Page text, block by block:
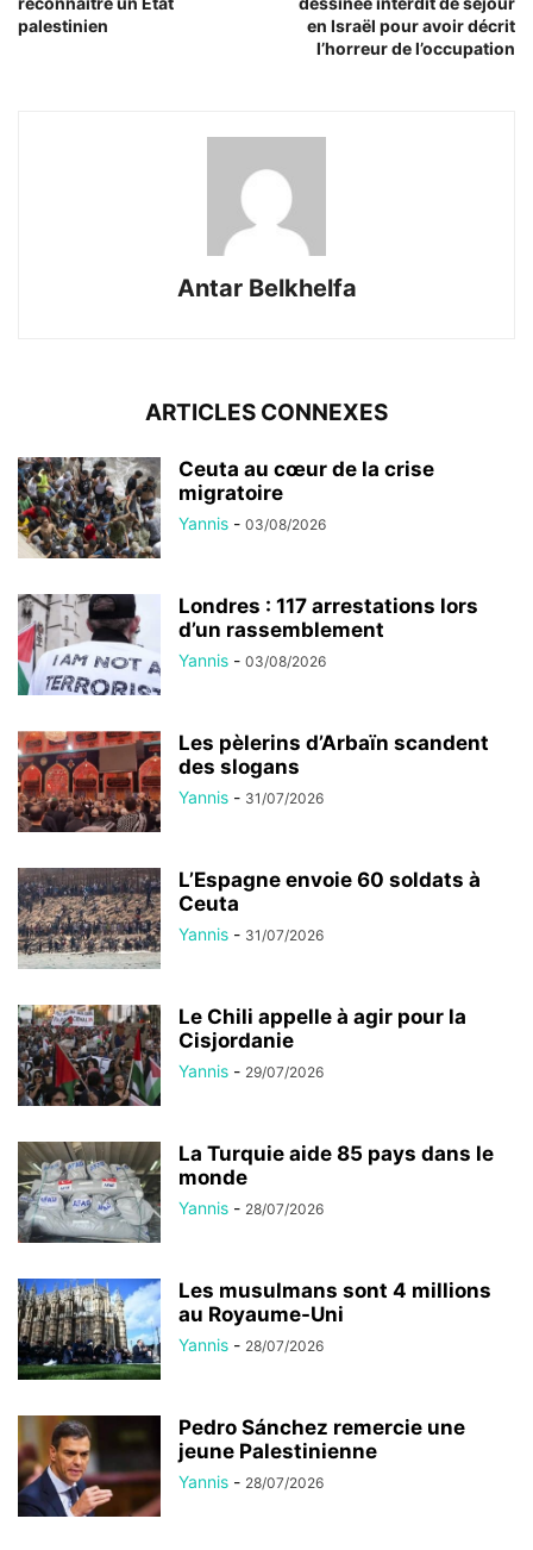
palestinien
en Israël pour avoir décrit
l’horreur de l’occupation
Antar Belkhelfa
ARTICLES CONNEXES
Ceuta au cœur de la crise
migratoire
Yannis - 03/08/2026
Londres : 117 arrestations lors
d’un rassemblement
Yannis - 03/08/2026
Les pèlerins d’Arbaïn scandent
des slogans
Yannis - 31/07/2026
L’Espagne envoie 60 soldats à
Ceuta
Yannis - 31/07/2026
Le Chili appelle à agir pour la
Cisjordanie
Yannis - 29/07/2026
La Turquie aide 85 pays dans le
monde
Yannis - 28/07/2026
Les musulmans sont 4 millions
au Royaume-Uni
Yannis - 28/07/2026
Pedro Sánchez remercie une
jeune Palestinienne
Yannis - 28/07/2026